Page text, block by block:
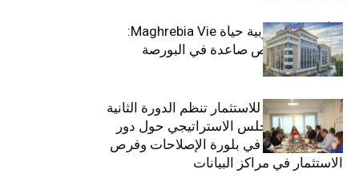
التأمينات المغربية حياة Maghrebia Vie:
فاعل رائد بفرص صاعدة في البورصة
(+34.8%)
الهيئة التونسية للاستثمار تنظم الدورة الثانية
والعشرين للمجلس الاستراتيجي حول دور
القطاع الخاص في بلورة الإصلاحات وفرص
الاستثمار في مراكز البيانات